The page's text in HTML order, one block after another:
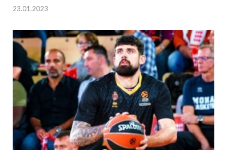
23.01.2023